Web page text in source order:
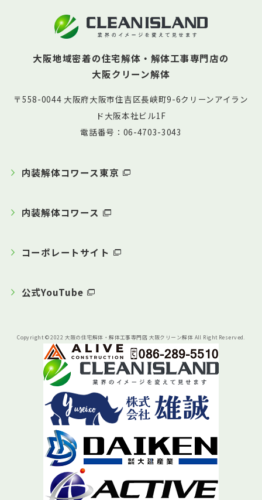
大阪地域密着の住宅解体・解体工事専門店の
大阪クリーン解体
〒558-0044 大阪府大阪市住吉区長峡町9-6クリーンアイラン
ド大阪本社ビル1F
電話番号：06-4703-3043
内装解体コワース東京
内装解体コワース
コーポレートサイト
公式YouTube
Copyright © 2022 大阪の住宅解体・解体工事専門店 大阪クリーン解体 All Right Reserved.